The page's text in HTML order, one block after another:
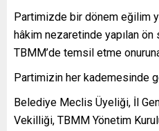
Partimizde bir dönem eğilim
hâkim nezaretinde yapılan
TBMM’de temsil etme
Partimizin her kademesinde
Belediye Meclis Üyeliği, İl
Vekilliği, TBMM Yönetim